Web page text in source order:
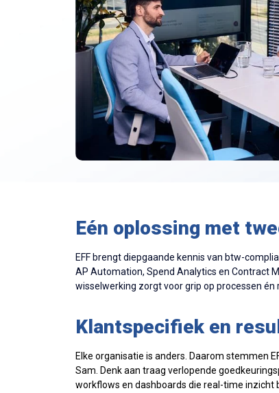
Eén oplossing met
EFF brengt diepgaande kennis van btw-
AP Automation, Spend Analytics en Contract
wisselwerking zorgt voor grip op processen én
Klantspecifiek en
Elke organisatie is anders. Daarom stemmen
Sam. Denk aan traag verlopende
workflows en dashboards die real-time inzicht